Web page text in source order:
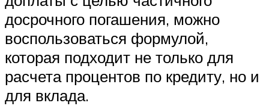
досрочного погашения, можно
воспользоваться формулой,
которая подходит не только для
расчета процентов по кредиту, но и
для вклада.